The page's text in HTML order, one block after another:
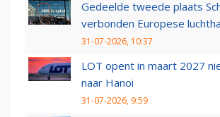
Gedeelde tweede plaats
verbonden Europese
31-07-2026, 10:37
LOT opent in maart 2027
naar Hanoi
31-07-2026, 9:59